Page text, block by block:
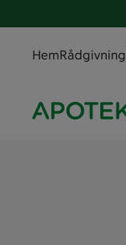
HemRådgivning